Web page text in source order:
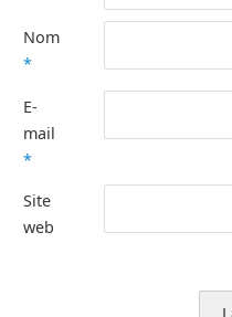
Nom
*
E-
mail
*
Site
web